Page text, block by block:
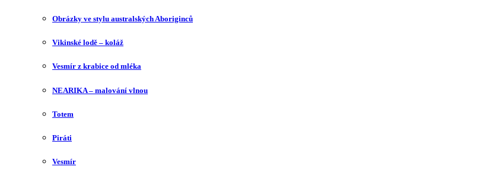
Obrázky ve stylu australských Aboriginců
Vikinské lodě – koláž
Vesmír z krabice od mléka
NEARIKA – malování vlnou
Totem
Piráti
Vesmír